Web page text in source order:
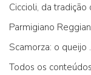
Ciccioli, da tradição
Parmigiano
Scamorza: o queijo
Todos os conteúdos